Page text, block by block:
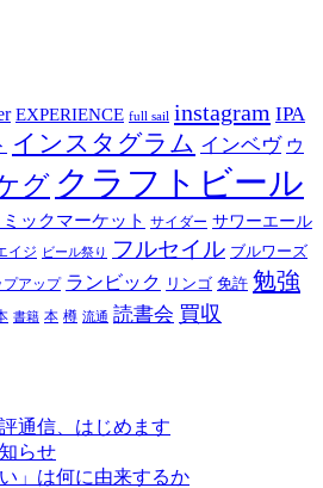
EXPERIENCE full sail instagram IPA
インスタグラム インベヴ ウ
グ クラフトビール
ミックマーケット サイダー サワーエール
イジ ビール祭り フルセイル ブルワーズ
プアップ ランビック リンゴ 免許 勉強
書籍 本 樽 流通 読書会 買収
通信、はじめます
らせ
」は何に由来するか